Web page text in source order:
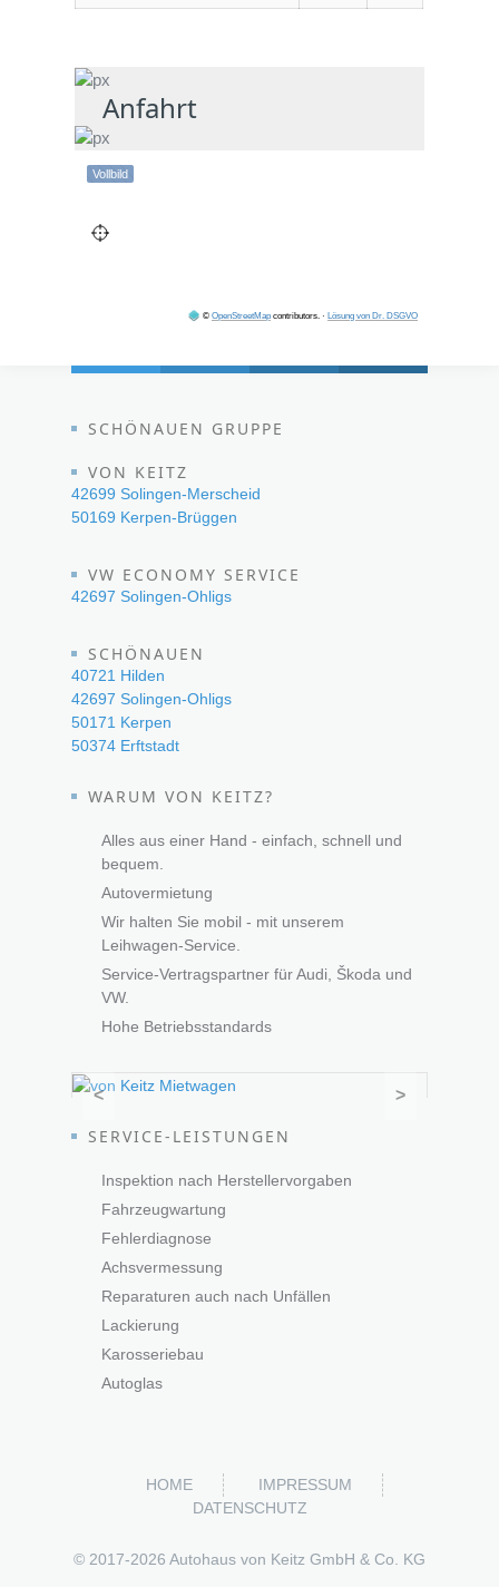
Anfahrt
© OpenStreetMap contributors. · Lösung von Dr. DSGVO
Vollbild
SCHÖNAUEN GRUPPE
VON KEITZ
42699 Solingen-Merscheid
50169 Kerpen-Brüggen
VW ECONOMY SERVICE
42697 Solingen-Ohligs
SCHÖNAUEN
40721 Hilden
42697 Solingen-Ohligs
50171 Kerpen
50374 Erftstadt
WARUM VON KEITZ?
Alles aus einer Hand - einfach, schnell und
bequem.
Autovermietung
Wir halten Sie mobil - mit unserem
Leihwagen-Service.
Service-Vertragspartner für Audi, Škoda und
VW.
Hohe Betriebsstandards
< >
SERVICE-LEISTUNGEN
Inspektion nach Herstellervorgaben
Fahrzeugwartung
Fehlerdiagnose
Achsvermessung
Reparaturen auch nach Unfällen
Lackierung
Karosseriebau
Autoglas
HOME
IMPRESSUM
DATENSCHUTZ
© 2017-2026 Autohaus von Keitz GmbH & Co. KG